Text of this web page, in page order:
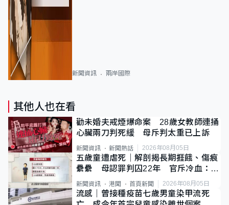
新聞資訊 兩岸國際
其他人也在看
勸未婚夫戒煙爆命案 28歲女教師連捅
心臟兩刀判死緩 母斥判太重已上訴
新聞資訊 新聞熱話 2026年08月05日
五歲童遭虐死｜解剖揭長期捱餓、傷痕
纍纍 母認罪判囚22年 官斥冷血：同
類案最惡劣
新聞資訊 港聞 首頁新聞 2026年08月05日
流感｜曾接種疫苗七歲男童染甲流死